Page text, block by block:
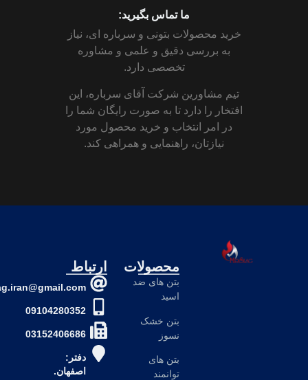
ما تماس بگیرید:
خرید محصولات بتونی و سرباره ای، نیاز
به بررسی دقیق و علمی و مشاوره
تخصصی دارد.
تیم مشاورین شرکت آقای سرباره، این
افتخار را دارد تا به صورت رایگان شما را
در امر انتخاب و خرید محصول مورد
نیازتان، راهنمایی و همراهی کند.
محصولات
بتن های ضد
بتن خشک
بتن های
توانمند
ارتباط
mrslag.iran@gmail.com
09104280352
03152406686
دفتر:
اصفهان.